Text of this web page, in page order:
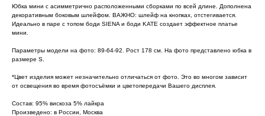
Юбка мини с асимметрично расположенными сборками по всей длине. Дополнена
декоративным боковым шлейфом. ВАЖНО: шлейф на кнопках, отстегивается.
Идеально в паре с топом боди SIENA и боди KATE создает эффектное платье
мини.
Параметры модели на фото: 89-64-92. Рост 178 см. На фото представлено юбка в
размере S.
*Цвет изделия может незначительно отличаться от фото. Это во многом зависит
от освещения во время фотосъёмки и цветопередачи Вашего дисплея.
Состав: 95% вискоза 5% лайкра
Произведено: в России, Москва